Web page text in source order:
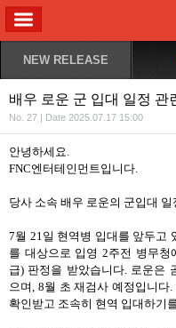
NEW RELEASE
배우 로운 군 입대 일정 관
No. 27 | Date 2025.07.17 15:00
안녕하세요.
FNC엔터테인먼트입니다.
당사 소속 배우 로운의 군입대
7월 21일 현역병 입대를 앞두고
를 대상으로 입영 2주전 병무청
급) 판정을 받았습니다. 로운은
으며, 8월 초 재검사 예정입니다.
확인받고 조속히 현역 입대하기